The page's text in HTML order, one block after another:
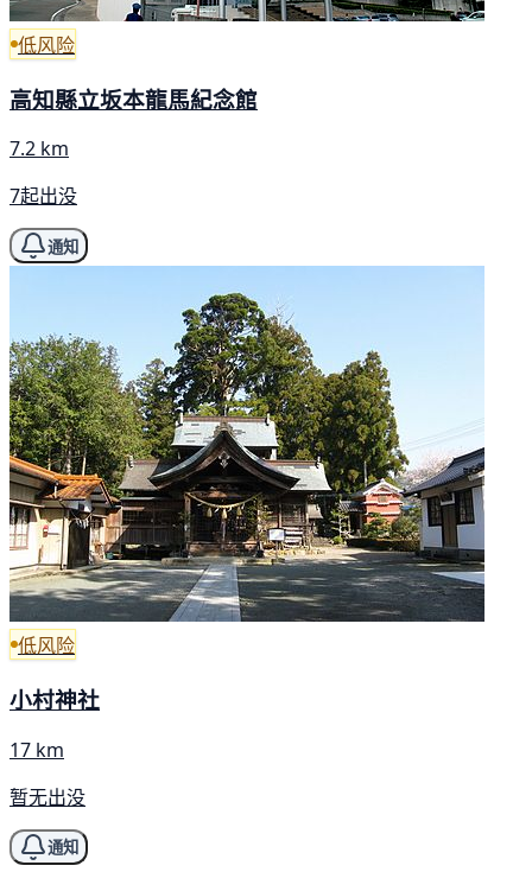
低风险
高知縣立坂本龍馬紀念館
7.2 km
7起出没
通知
低风险
小村神社
17 km
暂无出没
通知